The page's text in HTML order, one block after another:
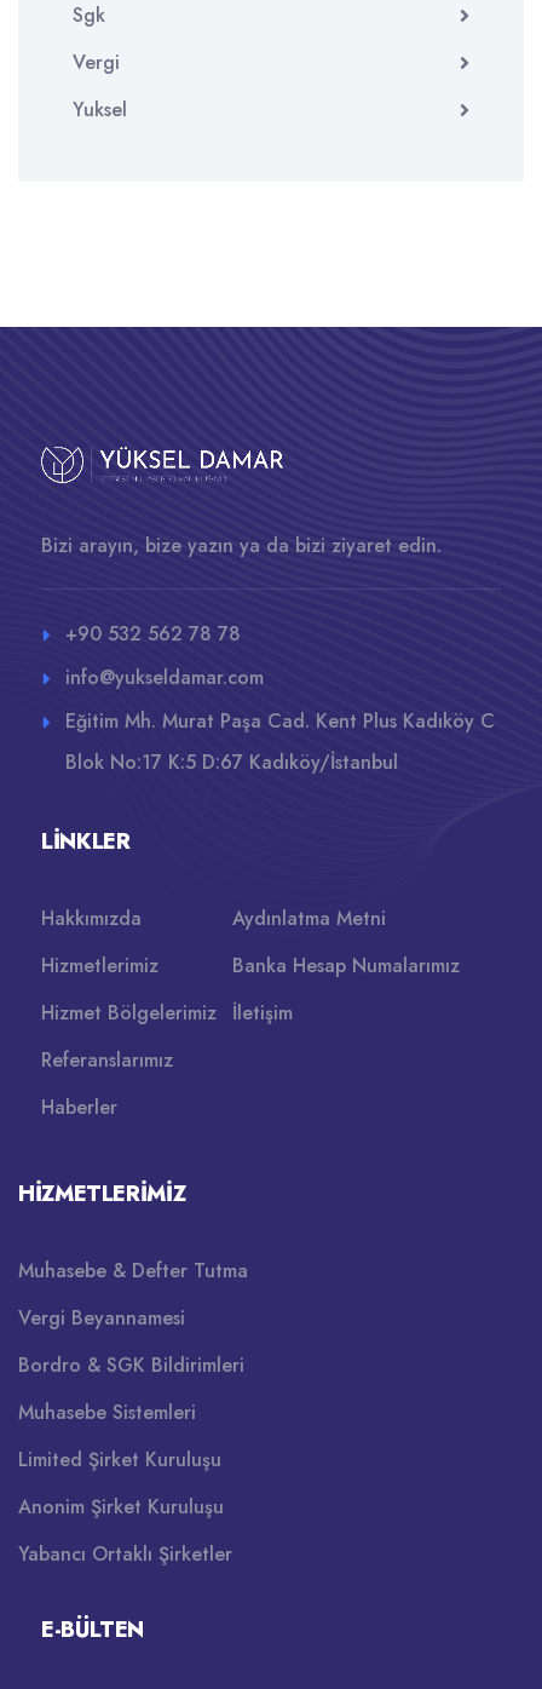
Sgk
Vergi
Yuksel
Bizi arayın, bize yazın ya da bizi ziyaret edin.
+90 532 562 78 78
info@yukseldamar.com
Eğitim Mh. Murat Paşa Cad. Kent Plus Kadıköy C
Blok No:17 K:5 D:67 Kadıköy/İstanbul
LINKLER
Hakkımızda
Hizmetlerimiz
Hizmet Bölgelerimiz
Referanslarımız
Haberler
Aydınlatma Metni
Banka Hesap Numalarımız
İletişim
HIZMETLERIMIZ
Muhasebe & Defter Tutma
Vergi Beyannamesi
Bordro & SGK Bildirimleri
Muhasebe Sistemleri
Limited Şirket Kuruluşu
Anonim Şirket Kuruluşu
Yabancı Ortaklı Şirketler
E-BÜLTEN